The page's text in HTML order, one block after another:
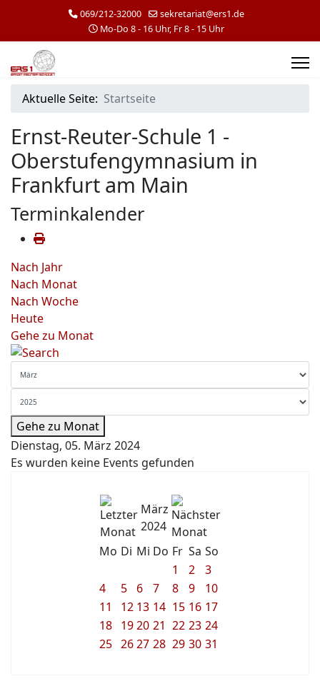
069/212-32000
sekretariat@ers1.de
Mo-Do 8 - 16 Uhr, Fr 8 - 15 Uhr
Aktuelle Seite: Startseite
Ernst-Reuter-Schule 1 -
Oberstufengymnasium in
Frankfurt am Main
Terminkalender
Nach Jahr
Nach Monat
Nach Woche
Heute
Gehe zu Monat
Gehe zu Monat
Dienstag, 05. März 2024
Es wurden keine Events gefunden
März
2024
Mo Di Mi Do Fr Sa So
1
2
3
4
5 6 7 8 9
10
11
12 13 14 15 16 17
18
19 20 21 22 23 24
25 26 27 28 29 30 31